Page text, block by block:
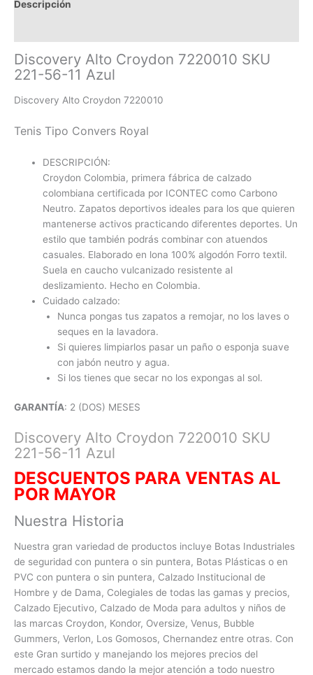
Descripción
Discovery Alto Croydon 7220010 SKU
221-56-11 Azul
Discovery Alto Croydon 7220010
Tenis Tipo Convers Royal
DESCRIPCIÓN:
Croydon Colombia, primera fábrica de calzado
colombiana certificada por ICONTEC como Carbono
Neutro. Zapatos deportivos ideales para los que quieren
mantenerse activos practicando diferentes deportes. Un
estilo que también podrás combinar con atuendos
casuales. Elaborado en lona 100% algodón Forro textil.
Suela en caucho vulcanizado resistente al
deslizamiento. Hecho en Colombia.
Cuidado calzado:
Nunca pongas tus zapatos a remojar, no los laves o
seques en la lavadora.
Si quieres limpiarlos pasar un paño o esponja suave
con jabón neutro y agua.
Si los tienes que secar no los expongas al sol.
GARANTÍA: 2 (DOS) MESES
Discovery Alto Croydon 7220010 SKU
221-56-11 Azul
DESCUENTOS PARA VENTAS AL
POR MAYOR
Nuestra Historia
Nuestra gran variedad de productos incluye Botas Industriales
de seguridad con puntera o sin puntera, Botas Plásticas o en
PVC con puntera o sin puntera, Calzado Institucional de
Hombre y de Dama, Colegiales de todas las gamas y precios,
Calzado Ejecutivo, Calzado de Moda para adultos y niños de
las marcas Croydon, Kondor, Oversize, Venus, Bubble
Gummers, Verlon, Los Gomosos, Chernandez entre otras. Con
este Gran surtido y manejando los mejores precios del
mercado estamos dando la mejor atención a todo nuestro